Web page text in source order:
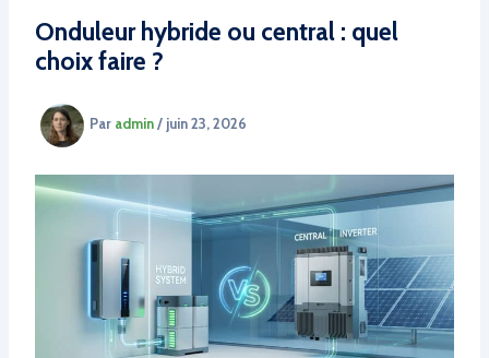
Onduleur hybride ou central : quel
choix faire ?
Par admin/ juin 23, 2026